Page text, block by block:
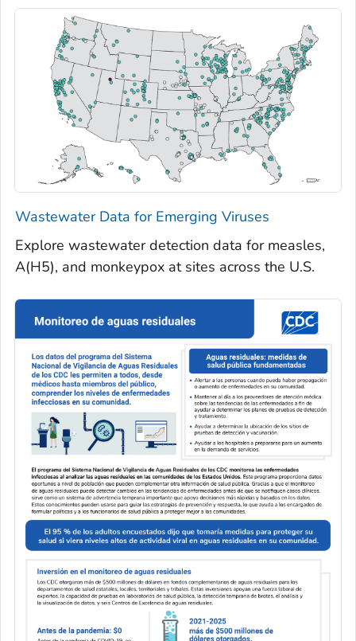
Wastewater Data for Emerging Viruses
Explore wastewater detection data for measles,
A(H5), and monkeypox at sites across the U.S.